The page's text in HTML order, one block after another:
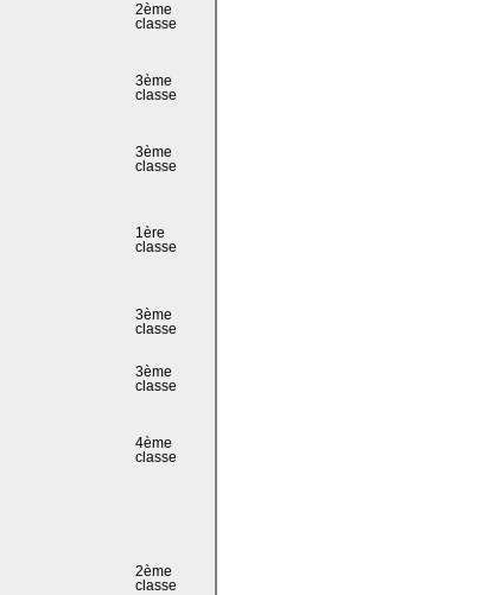
2ème
classe
3ème
classe
3ème
classe
1ère
classe
3ème
classe
3ème
classe
4ème
classe
2ème
classe